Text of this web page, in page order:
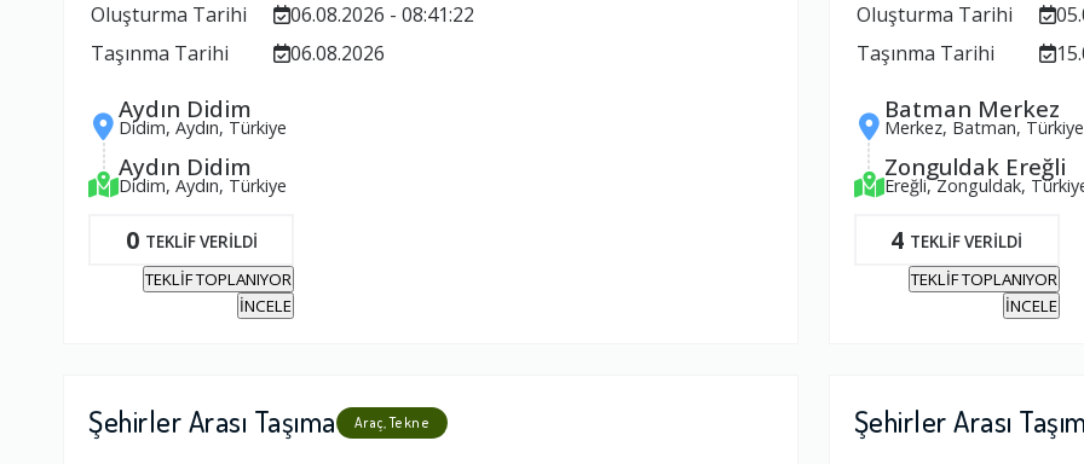
Oluşturma Tarihi
06.08.2026 - 08:41:22
Taşınma Tarihi
06.08.2026
Aydın Didim
Didim, Aydın, Türkiye
Aydın Didim
Didim, Aydın, Türkiye
0 TEKLİF VERİLDİ
TEKLİF TOPLANIYOR
İNCELE
Oluşturma Tarihi
Taşınma Tarihi
Batman Merkez
Merkez, Batman, Türkiye
Zonguldak Ereğli
Ereğli, Zonguldak,
4 TEKLİF VERİLDİ
TEKLİF TOPLANIYOR
İNCELE
Şehirler Arası Taşıma Araç, Tekne Şehirler Arası